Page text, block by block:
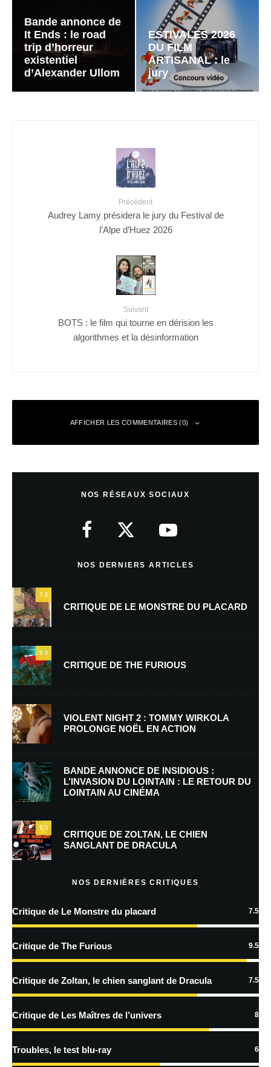
Bande annonce de
It Ends : le road
trip d’horreur
existentiel
d’Alexander Ullom
ESTIVALES 2026
DU FILM
ARTISANAL : le
jury
Précédent
Audrey Lamy présidera le jury du Festival de
l’Alpe d’Huez 2026
Suivant
BOTS : le film qui tourne en dérision les
algorithmes et la désinformation
AFFICHER LES COMMENTAIRES (0)
Nom*
E-mail *
Enregistrer mon nom, mon e-mail et mon site dans le navigateur pour
mon prochain commentaire.
Prévenez-moi de tous les nouveaux commentaires par e-mail.
Prévenez-moi de tous les nouveaux articles par e-mail.
En savoir
traitées
NOS RÉSEAUX SOCIAUX
NOS DERNIERS ARTICLES
7.5
CRITIQUE DE LE MONSTRE DU PLACARD
9.5
CRITIQUE DE THE FURIOUS
VIOLENT NIGHT 2 : TOMMY WIRKOLA
PROLONGE NOËL EN ACTION
BANDE ANNONCE DE INSIDIOUS :
L’INVASION DU LOINTAIN : LE RETOUR DU
LOINTAIN AU CINÉMA
7.5
CRITIQUE DE ZOLTAN, LE CHIEN
SANGLANT DE DRACULA
NOS DERNIÈRES CRITIQUES
Critique de Le Monstre du placard 7.5
Critique de The Furious 9.5
Critique de Zoltan, le chien sanglant de Dracula 7.5
Critique de Les Maîtres de l’univers 8
Troubles, le test blu-ray 6